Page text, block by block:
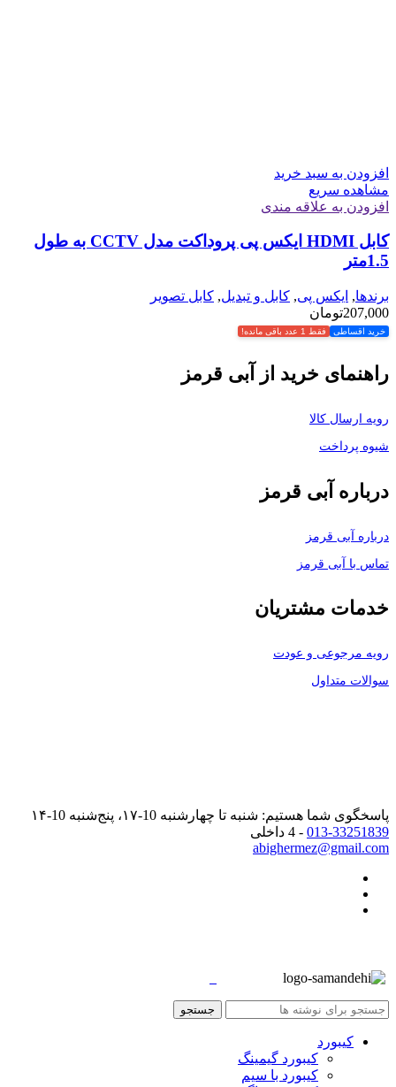
افزودن به سبد خرید
مشاهده سریع
افزودن به علاقه مندی
کابل HDMI ایکس پی پروداکت مدل CCTV به طول
1.5متر
برندها, ایکس پی, کابل و تبدیل, کابل تصویر
207,000تومان
خرید اقساطی فقط 1 عدد باقی مانده!
راهنمای خرید از آبی قرمز
رویه ارسال کالا
شیوه پرداخت
درباره آبی قرمز
درباره آبی قرمز
تماس با آبی قرمز
خدمات مشتریان
رویه مرجوعی و عودت
سوالات متداول
پاسخگوی شما هستیم: شنبه تا چهارشنبه 10-۱۷، پنج‌شنبه 10-۱۴
013-33251839 - 4 داخلی
abighermez@gmail.com
جستجو
کیبورد
کیبورد گیمینگ
کیبورد با سیم